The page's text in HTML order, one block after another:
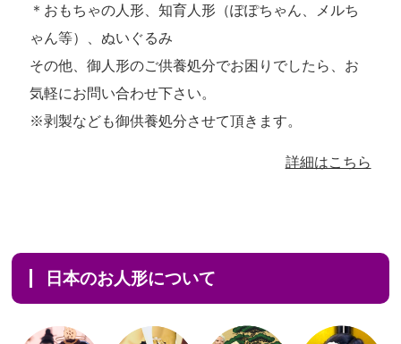
＊おもちゃの人形、知育人形（ぽぽちゃん、メルち
ゃん等）、ぬいぐるみ
その他、御人形のご供養処分でお困りでしたら、お
気軽にお問い合わせ下さい。
※剥製なども御供養処分させて頂きます。
詳細はこちら
日本のお人形について